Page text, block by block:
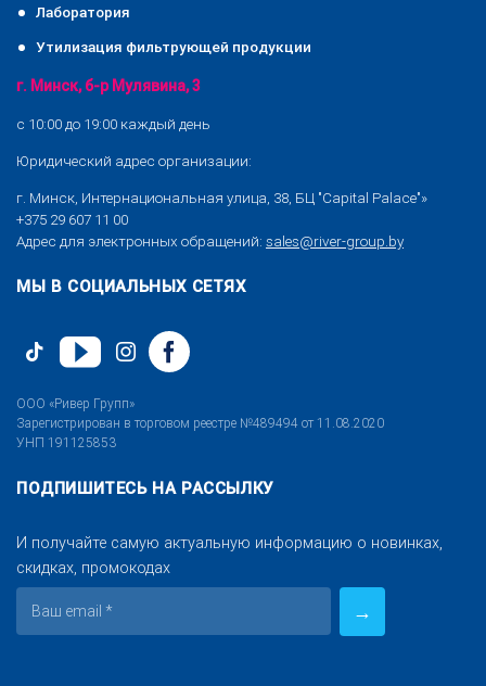
Лаборатория
Утилизация фильтрующей продукции
г. Минск, б-р Мулявина, 3
с 10:00 до 19:00 каждый день
Юридический адрес организации:
г. Минск, Интернациональная улица, 38, БЦ "Capital Palace"»
+375 29 607 11 00
Адрес для электронных обращений: sales@river-group.by
МЫ В СОЦИАЛЬНЫХ СЕТЯХ
ООО «Ривер Групп»
Зарегистрирован в торговом реестре №489494 от 11.08.2020
УНП 191125853
ПОДПИШИТЕСЬ НА РАССЫЛКУ
И получайте самую актуальную информацию о новинках,
скидках, промокодах